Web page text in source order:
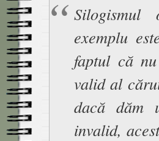
exemplu
faptul că
valid al
dacă dăm
invalid,